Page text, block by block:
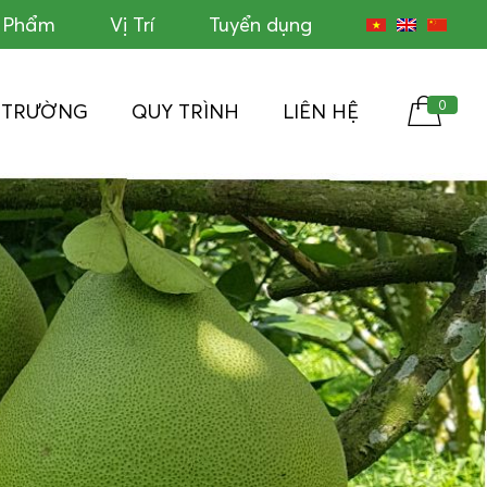
Vị Trí Tuyển dụng
QUY TRÌNH LIÊN HỆ 0